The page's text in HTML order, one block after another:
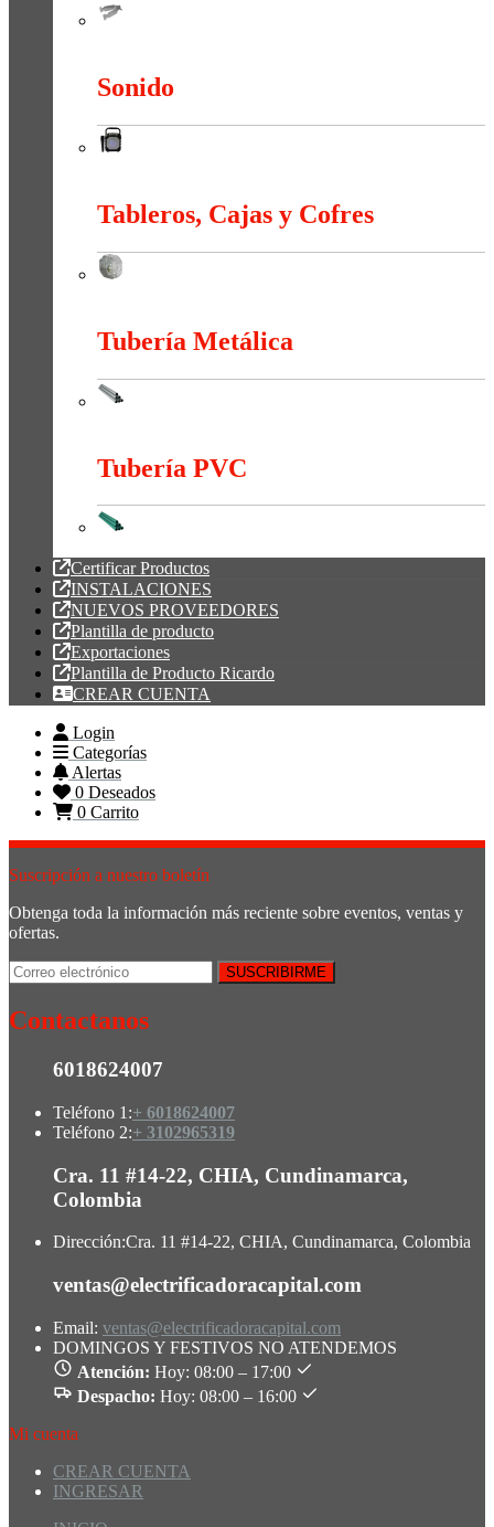
Sonido
Tableros, Cajas y Cofres
Tubería Metálica
Tubería PVC
Certificar Productos
INSTALACIONES
NUEVOS PROVEEDORES
Plantilla de producto
Exportaciones
Plantilla de Producto Ricardo
CREAR CUENTA
Login
Categorías
Alertas
0 Deseados
0 Carrito
Suscripción a nuestro boletín
Obtenga toda la información más reciente sobre eventos, ventas y
ofertas.
Contactanos
6018624007
Teléfono 1:+ 6018624007
Teléfono 2:+ 3102965319
Cra. 11 #14-22, CHIA, Cundinamarca,
Colombia
Dirección:Cra. 11 #14-22, CHIA, Cundinamarca, Colombia
ventas@electrificadoracapital.com
Email: ventas@electrificadoracapital.com
DOMINGOS Y FESTIVOS NO ATENDEMOS
Atención: Hoy: 08:00 – 17:00
Despacho: Hoy: 08:00 – 16:00
Mi cuenta
CREAR CUENTA
INGRESAR